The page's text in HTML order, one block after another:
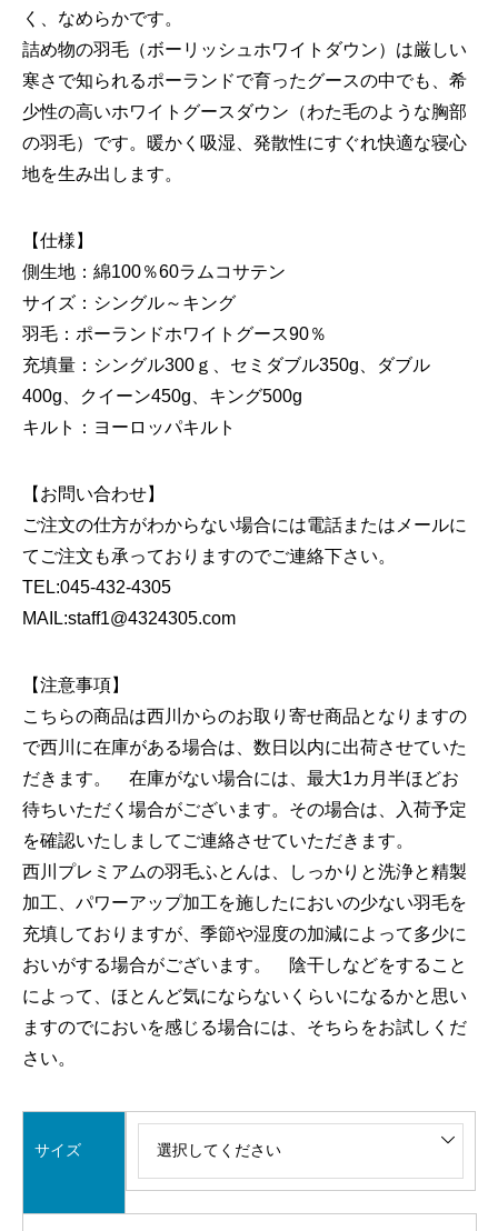
く、なめらかです。
詰め物の羽毛（ボーリッシュホワイトダウン）は厳しい
寒さで知られるポーランドで育ったグースの中でも、希
少性の高いホワイトグースダウン（わた毛のような胸部
の羽毛）です。暖かく吸湿、発散性にすぐれ快適な寝心
地を生み出します。
【仕様】
側生地：綿100％60ラムコサテン
サイズ：シングル～キング
羽毛：ポーランドホワイトグース90％
充填量：シングル300ｇ、セミダブル350g、ダブル
400g、クイーン450g、キング500g
キルト：ヨーロッパキルト
【お問い合わせ】
ご注文の仕方がわからない場合には電話またはメールに
てご注文も承っておりますのでご連絡下さい。
TEL:045-432-4305
MAIL:staff1@4324305.com
【注意事項】
こちらの商品は西川からのお取り寄せ商品となりますの
で西川に在庫がある場合は、数日以内に出荷させていた
だきます。 在庫がない場合には、最大1カ月半ほどお
待ちいただく場合がございます。その場合は、入荷予定
を確認いたしましてご連絡させていただきます。
西川プレミアムの羽毛ふとんは、しっかりと洗浄と精製
加工、パワーアップ加工を施したにおいの少ない羽毛を
充填しておりますが、季節や湿度の加減によって多少に
おいがする場合がございます。 陰干しなどをすること
によって、ほとんど気にならないくらいになるかと思い
ますのでにおいを感じる場合には、そちらをお試しくだ
さい。
サイズ